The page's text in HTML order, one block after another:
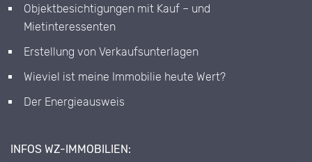
Objektbesichtigungen mit Kauf – und
Mietinteressenten
Erstellung von Verkaufsunterlagen
Wieviel ist meine Immobilie heute Wert?
Der Energieausweis
INFOS WZ-IMMOBILIEN: